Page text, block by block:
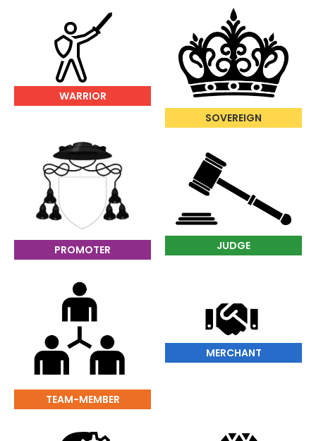
WARRIOR
SOVEREIGN
PROMOTER JUDGE
TEAM-MEMBER
MERCHANT